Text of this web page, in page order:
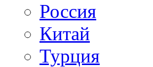
Россия
Китай
Турция